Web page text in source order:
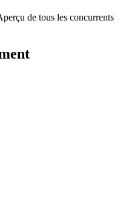
de tous les concurrents